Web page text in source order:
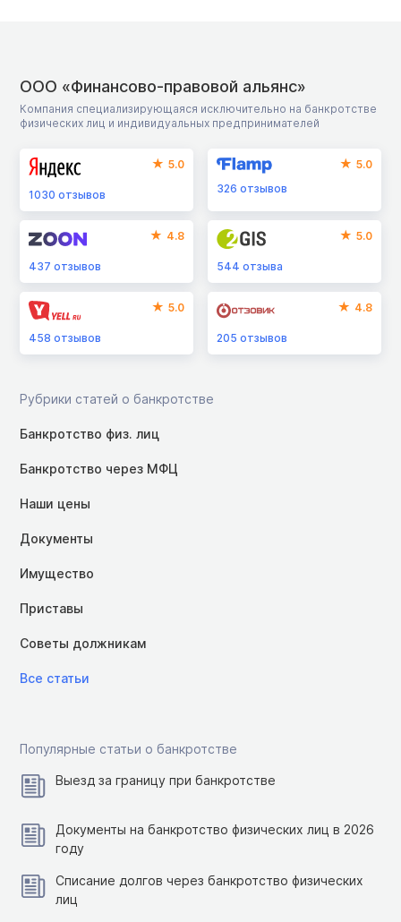
ООО «Финансово-правовой альянс»
Компания специализирующаяся исключительно на банкротстве
физических лиц и индивидуальных предпринимателей
5.0
1030 отзывов
5.0
326отзывов
4.8
437 отзывов
5.0
544отзыва
5.0
458 отзывов
4.8
205отзывов
Рубрики статей о банкротстве
Банкротство физ. лиц
Банкротство через МФЦ
Наши цены
Документы
Имущество
Приставы
Советы должникам
Все статьи
Популярные статьи о банкротстве
Выезд за границу при банкротстве
Документы на банкротство физических лиц в 2026
году
Списание долгов через банкротство физических
лиц